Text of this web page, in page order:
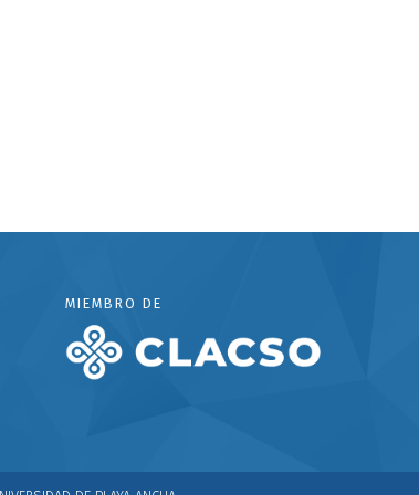
MIEMBRO DE